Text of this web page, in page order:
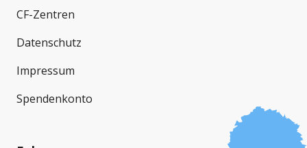
CF-Zentren
Datenschutz
Impressum
Spendenkonto